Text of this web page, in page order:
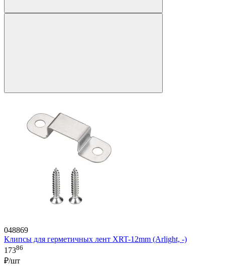
048869
Клипсы для герметичных лент XRT-12mm (Arlight, -)
17386
₽/шт